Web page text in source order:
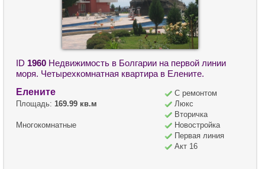
ID 1960 Недвижимость в Болгарии на первой линии
моря. Четырехкомнатная квартира в Елените.
Елените
Площадь: 169.99 кв.м
Многокомнатные
С ремонтом
Люкс
Вторичка
Новостройка
Первая линия
Акт 16